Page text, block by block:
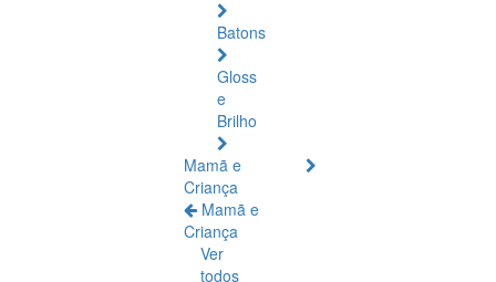
Batons
Gloss
e
Brilho
Mamã e
Criança
Mamã e
Criança
Ver
todos